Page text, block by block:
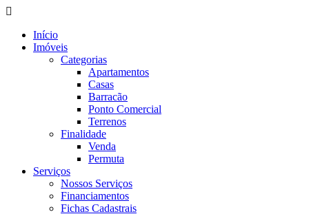
Início
Imóveis
Categorias
Apartamentos
Casas
Barracão
Ponto Comercial
Terrenos
Finalidade
Venda
Permuta
Serviços
Nossos Serviços
Financiamentos
Fichas Cadastrais